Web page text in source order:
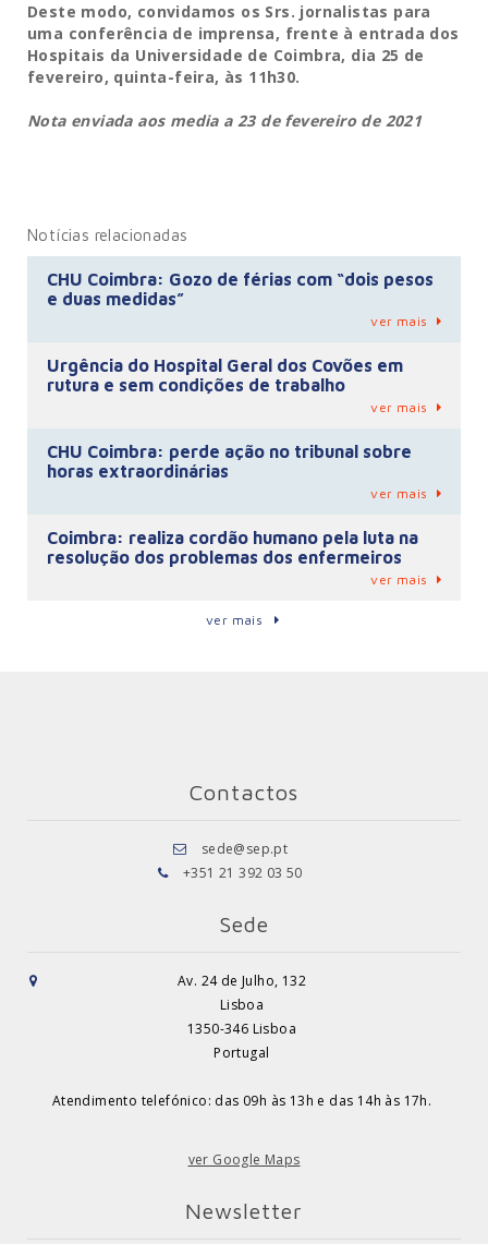
Deste modo, convidamos os Srs. jornalistas para
uma conferência de imprensa, frente à entrada dos
Hospitais da Universidade de Coimbra, dia 25 de
fevereiro, quinta-feira, às 11h30.
Nota enviada aos media a 23 de fevereiro de 2021
Notícias relacionadas
CHU Coimbra: Gozo de férias com “dois pesos
e duas medidas”
ver mais
Urgência do Hospital Geral dos Covões em
rutura e sem condições de trabalho
ver mais
CHU Coimbra: perde ação no tribunal sobre
horas extraordinárias
ver mais
Coimbra: realiza cordão humano pela luta na
resolução dos problemas dos enfermeiros
ver mais
ver mais
Contactos
sede@sep.pt
+351 21 392 03 50
Sede
Av. 24 de Julho, 132
Lisboa
1350-346 Lisboa
Portugal
Atendimento telefónico: das 09h às 13h e das 14h às 17h.
ver Google Maps
Newsletter